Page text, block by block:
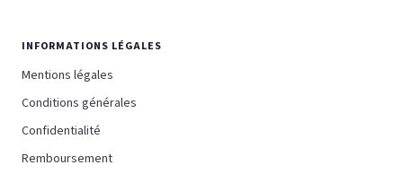
INFORMATIONS LÉGALES
Mentions légales
Conditions générales
Confidentialité
Remboursement